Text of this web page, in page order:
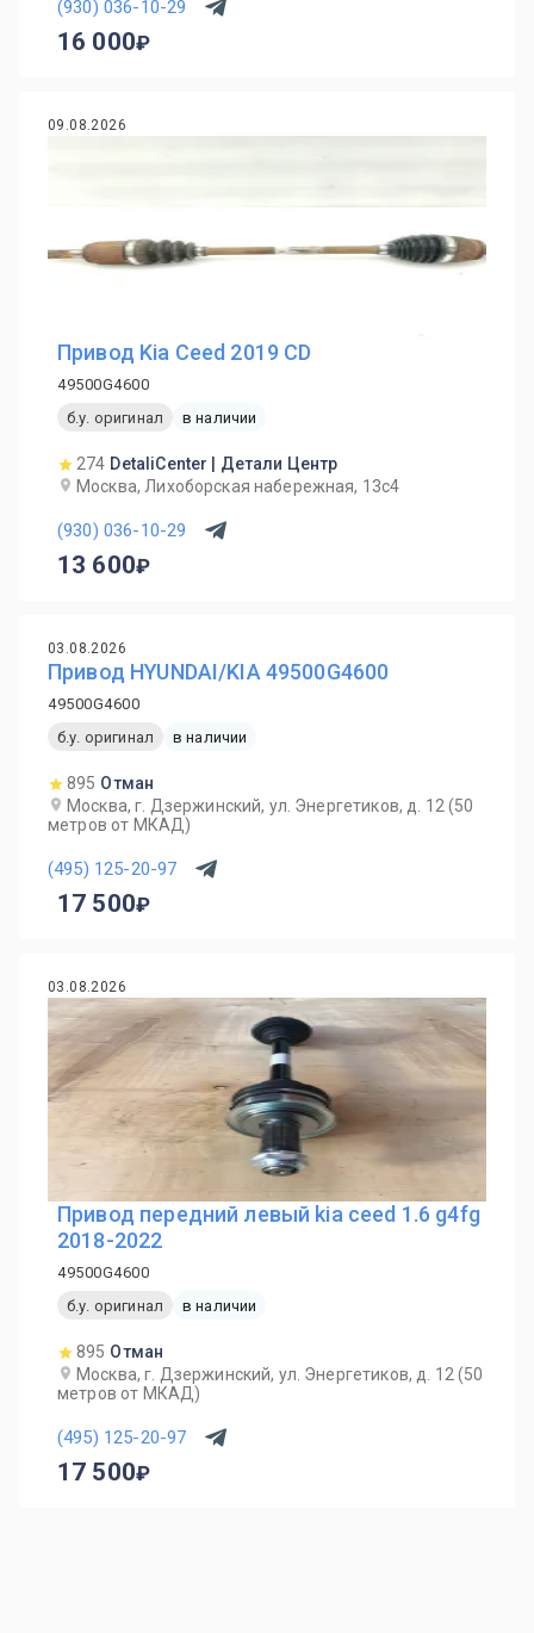
(930) 036-10-29
16 000
09.08.2026
Привод Kia Ceed 2019 CD
49500G4600
б.у. оригинал
в наличии
274 DetaliCenter | Детали Центр
Москва, Лихоборская набережная, 13с4
(930) 036-10-29
13 600
03.08.2026
Привод HYUNDAI/KIA 49500G4600
49500G4600
б.у. оригинал
в наличии
895 Отман
Москва, г. Дзержинский, ул. Энергетиков, д. 12 (50
метров от МКАД)
(495) 125-20-97
17 500
03.08.2026
Привод передний левый kia ceed 1.6 g4fg
2018-2022
49500G4600
б.у. оригинал
в наличии
895 Отман
Москва, г. Дзержинский, ул. Энергетиков, д. 12 (50
метров от МКАД)
(495) 125-20-97
17 500